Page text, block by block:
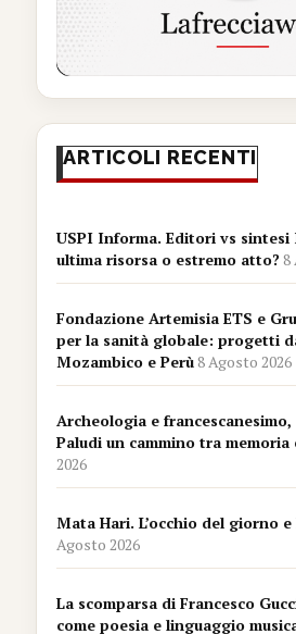
ARTICOLI RECENTI
USPI Informa. Editori vs
ultima risorsa o estremo atto?8
Fondazione Artemisia ETS e
per la sanità globale: progetti
Mozambico e Perù8 Agosto 2026
Archeologia e
Paludi un cammino tra memoria
2026
Mata Hari. L’occhio del giorno
Agosto 2026
La scomparsa di Francesco
come poesia e linguaggio